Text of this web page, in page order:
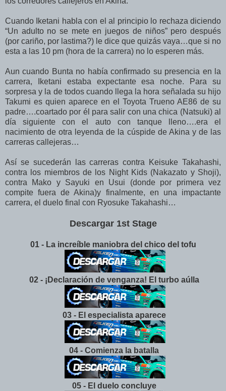
Cuando Iketani habla con el al principio lo rechaza diciendo
“Un adulto no se mete en juegos de niños” pero después
(por cariño, por lastima?) le dice que quizás vaya…que si no
esta a las 10 pm (hora de la carrera) no lo esperen más.
Aun cuando Bunta no había confirmado su presencia en la
carrera, Iketani estaba expectante esa noche. Para su
sorpresa y la de todos cuando llega la hora señalada su hijo
Takumi es quien aparece en el Toyota Trueno AE86 de su
padre….coartado por él para salir con una chica (Natsuki) al
día siguiente con el auto con tanque lleno….era el
nacimiento de otra leyenda de la cúspide de Akina y de las
carreras callejeras…
Así se sucederán las carreras contra Keisuke Takahashi,
contra los miembros de los Night Kids (Nakazato y Shoji),
contra Mako y Sayuki en Usui (donde por primera vez
compite fuera de Akina)y finalmente, en una impactante
carrera, el duelo final con Ryosuke Takahashi…
Descargar 1st Stage
01 - La increíble maniobra del chico del tofu
02 - ¡Declaración de venganza! El turbo aúlla
03 - El especialista aparece
04 - Comienza la batalla
05 - El duelo concluye